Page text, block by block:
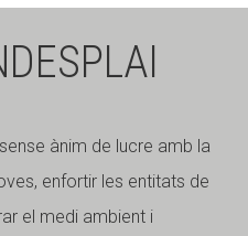
ànim de lucre amb la
enfortir les entitats de
el medi ambient i